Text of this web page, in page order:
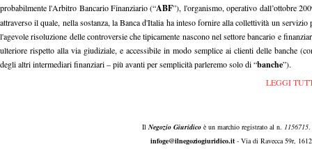
probabilmente l'Arbitro Bancario Finanziario (“ABF”), l'organismo, operativo dall’ottobre
attraverso il quale, nella sostanza, la Banca d'Italia ha inteso fornire alla collettività un servizio
l'agevole risoluzione delle controversie che tipicamente nascono nel settore bancario e
ulteriore rispetto alla via giudiziale, e accessibile in modo semplice ai clienti delle banche
degli altri intermediari finanziari – più avanti per semplicità parleremo solo di “banche”).
LEGGI
Il Negozio Giuridico è un marchio registrato al n. 1156715.
infoge@ilnegoziogiuridico.it - Via di Ravecca 59r,